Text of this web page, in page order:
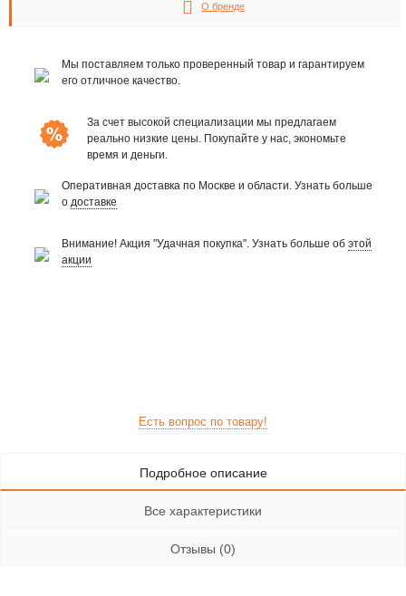
О бренде
Мы поставляем только проверенный товар и гарантируем
его отличное качество.
За счет высокой специализации мы предлагаем
реально низкие цены. Покупайте у нас, экономьте
время и деньги.
Оперативная доставка по Москве и области. Узнать больше
о доставке
Внимание! Акция "Удачная покупка". Узнать больше об этой
акции
Есть вопрос по товару!
Подробное описание
Все характеристики
Отзывы (0)